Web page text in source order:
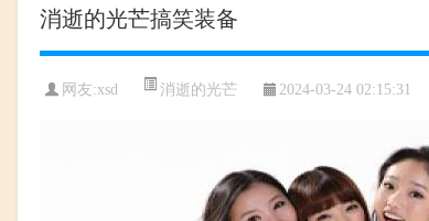
消逝的光芒搞笑装备
网友:xsd 消逝的光芒 2024-03-24 02:15:31